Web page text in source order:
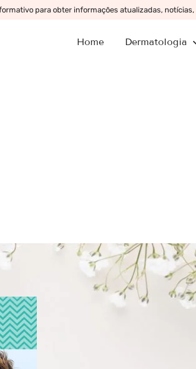
para obter informações atualizadas,
Home Dermatologia